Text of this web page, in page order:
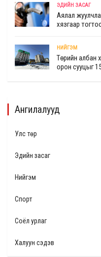
ЭДИЙН ЗАСАГ
Аялал
хязгаар
НИЙГЭМ
Төрийн албан
орон сууцыг
Ангилалууд
Улс төр
Эдийн засаг
Нийгэм
Спорт
Соёл урлаг
Халуун сэдэв